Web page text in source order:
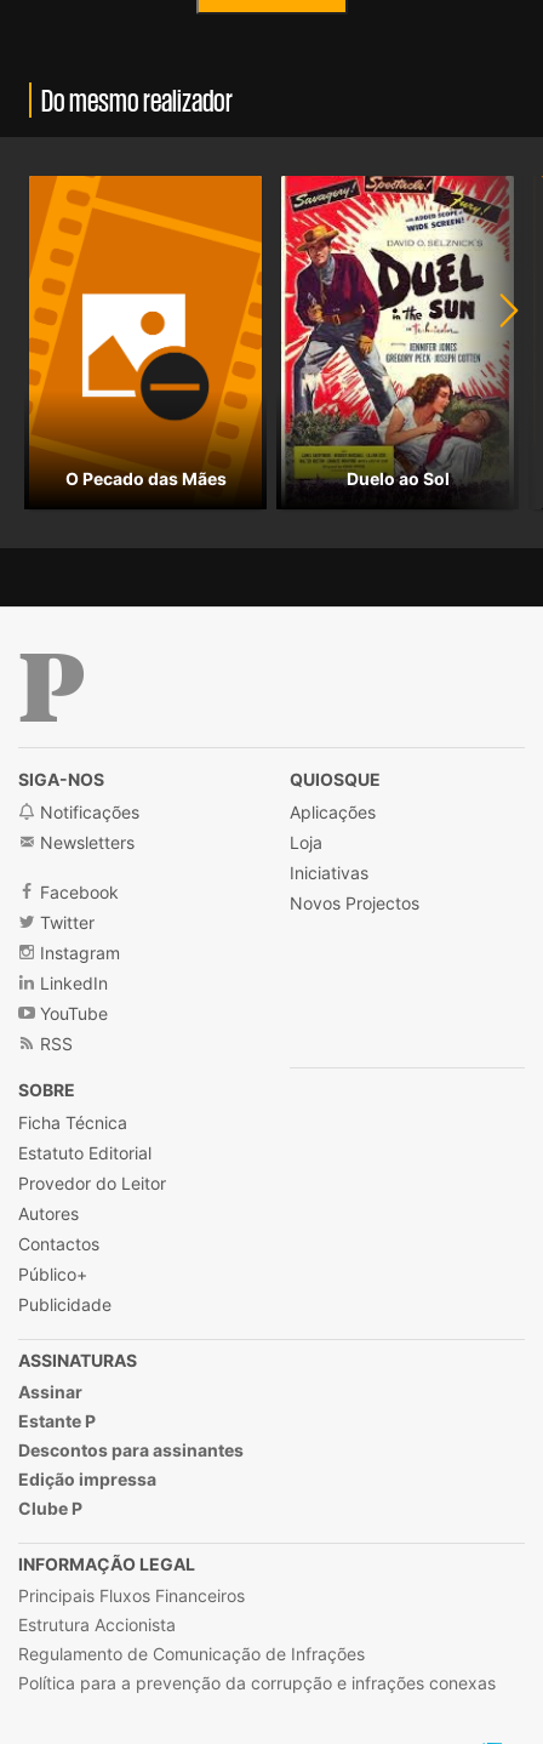
Do mesmo realizador
O Pecado das Mães Duelo ao Sol
SIGA-NOS
Notificações
Newsletters
Facebook
Twitter
Instagram
LinkedIn
YouTube
RSS
QUIOSQUE
Aplicações
Loja
Iniciativas
Novos Projectos
SOBRE
Ficha Técnica
Estatuto Editorial
Provedor do Leitor
Autores
Contactos
Público+
Publicidade
ASSINATURAS
Assinar
Estante P
Descontos para assinantes
Edição impressa
Clube P
INFORMAÇÃO LEGAL
Principais Fluxos Financeiros
Estrutura Accionista
Regulamento de Comunicação de Infrações
Política para a prevenção da corrupção e infrações conexas